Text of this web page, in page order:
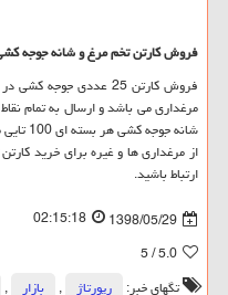
فروش کارتن تخم مرغ و شانه جوجه
فروش کارتن 25 عددی
مرغداری می باشد و ارسال به تمام
از مرغداری ها و غیره برای خرید
ارتباط باشید.
1398/05/29
02:15:18
5.0
/ 5
تگهای خبر:
رپورتاژ , بازار ,